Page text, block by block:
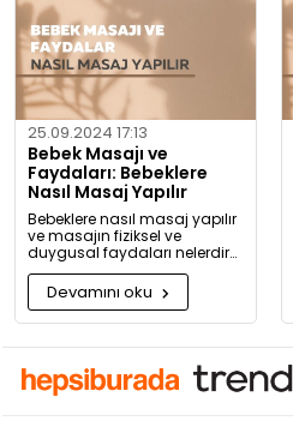
25.09.2024 17:13
Bebek Masajı ve
Faydaları: Bebeklere
Nasıl Masaj Yapılır
Bebeklere nasıl masaj yapılır
ve masajın fiziksel ve
duygusal faydaları nelerdir?
Neden bugüne kadar masaj
yapmadığınıza pişman
olacaksınız!
Devamını oku